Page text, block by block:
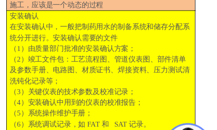
施工，应该是一个动态的过程
安装确认
在安装确认中，一般把制药用水的制备系统和储存分配系
统分开进行。安装确认需要的文件
（1 ）由质量部门批准的安装确认方案；
（2）竣工文件包：工艺流程图、管道仪表图、部件清单
及参数手册、电路图、材质证书、焊接资料、压力测试清
洗钝化记录等；
（3）关键仪表的技术参数及校准记录；
（4）安装确认中用到的仪表的校准报告；
（5）系统操作维护手册；
（6）系统调试记录，如 FAT和 SAT记录。